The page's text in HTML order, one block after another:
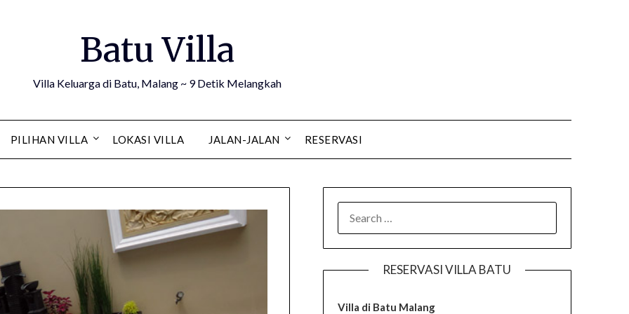
Batu Villa
Villa Keluarga di Batu, Malang ~ 9 Detik Melangkah
PILIHAN VILLA LOKASI VILLA JALAN-JALAN RESERVASI
FOR:
RESERVASI VILLA BATU
Villa di Batu Malang